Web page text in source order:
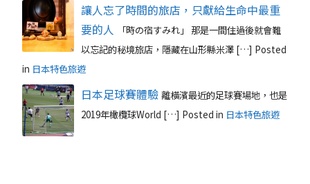
讓人忘了時間的旅店，只獻給生命中最重
要的人
「時の宿すみれ」 那是一間住過後就會難
以忘記的秘境旅店，隱藏在山形縣米澤 […] Posted
in 日本特色旅遊
日本足球賽體驗 離橫濱最近的足球賽場地，也是
2019年橄欖球World […] Posted in 日本特色旅遊